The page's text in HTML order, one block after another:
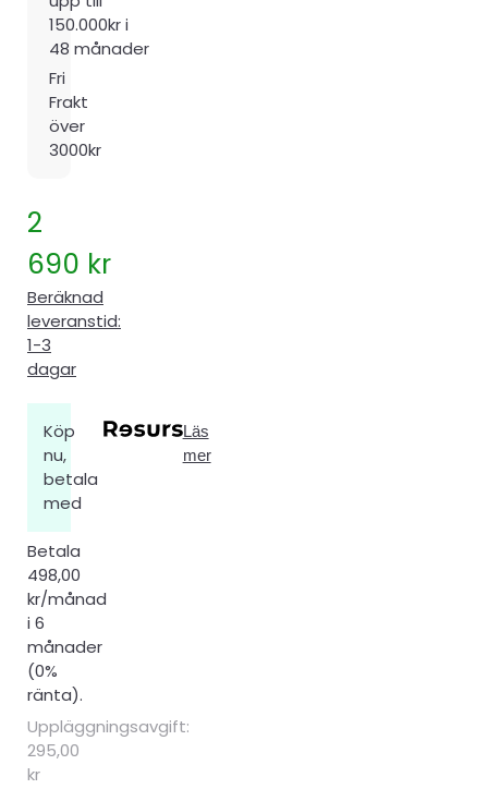
150.000kr i
48 månader
Fri
Frakt
över
3000kr
2
690 kr
Beräknad
leveranstid:
1-3
dagar
Köp
nu,
betala
med
Läs
mer
Betala
498,00
kr/månad
i 6
månader
(0%
ränta).
Uppläggningsavgift:
295,00
kr